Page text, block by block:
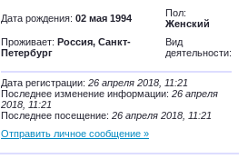
Дата рождения: 02 мая 1994
Пол:
Женский
Проживает: Россия, Санкт-
Петербург
Вид
деятельности:
Дата регистрации: 26 апреля 2018, 11:21
Последнее изменение информации: 26 апреля
2018, 11:21
Последнее посещение: 26 апреля 2018, 11:21
Отправить личное сообщение »